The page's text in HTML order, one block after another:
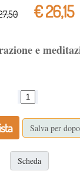
€ 26,15
e
Salva per dopo
Scheda